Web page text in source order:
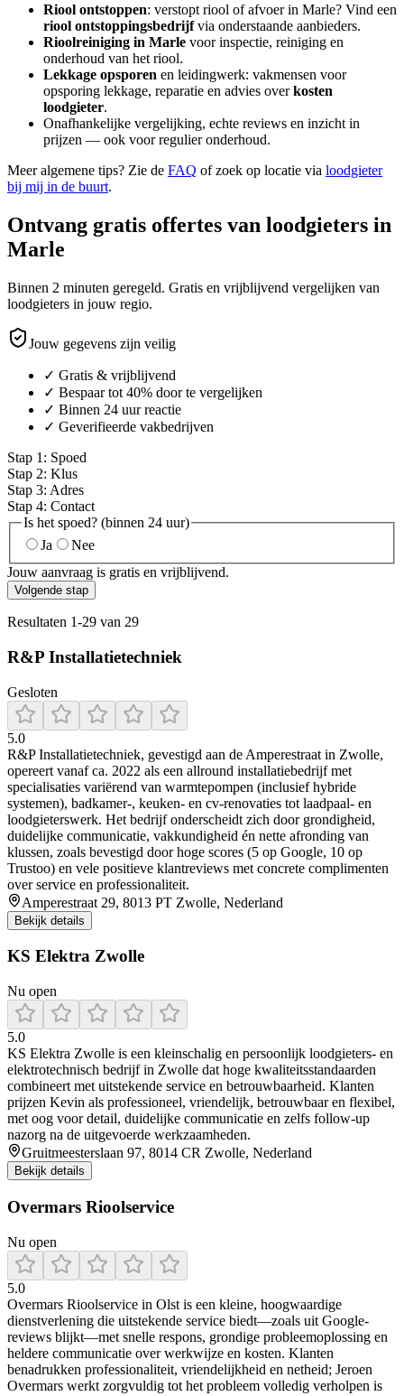
Riool ontstoppen: verstopt riool of afvoer in Marle? Vind een
riool ontstoppingsbedrijfvia onderstaande aanbieders.
Rioolreiniging in Marle voor inspectie, reiniging en
onderhoud van het riool.
Lekkage opsporen en leidingwerk: vakmensen voor
opsporing lekkage, reparatie en advies overkosten
loodgieter.
Onafhankelijke vergelijking, echte reviews en inzicht in
prijzen — ook voor regulier onderhoud.
Meer algemene tips? Zie de FAQ of zoek op locatie via loodgieter
bij mij in de buurt.
Ontvang gratis offertes van loodgieters in
Marle
Binnen 2 minuten geregeld. Gratis en vrijblijvend vergelijken van
loodgieters in jouw regio.
Jouw gegevens zijn veilig
✓ Gratis & vrijblijvend
✓ Bespaar tot 40% door te vergelijken
✓ Binnen 24 uur reactie
✓ Geverifieerde vakbedrijven
Stap 1 : Spoed
Stap 2: Klus
Stap 3: Adres
Stap 4: Contact
Is het spoed? (binnen 24 uur)
Ja
Nee
Jouw aanvraag is gratis en vrijblijvend.
Volgende stap
Resultaten 1-29 van 29
R&P Installatietechniek
Gesloten
5.0
R&P Installatietechniek, gevestigd aan de Amperestraat in Zwolle,
opereert vanaf ca. 2022 als een allround installatiebedrijf met
specialisaties variërend van warmtepompen (inclusief hybride
systemen), badkamer-, keuken- en cv-renovaties tot laadpaal- en
loodgieterswerk. Het bedrijf onderscheidt zich door grondigheid,
duidelijke communicatie, vakkundigheid én nette afronding van
klussen, zoals bevestigd door hoge scores (5 op Google, 10 op
Trustoo) en vele positieve klantreviews met concrete complimenten
over service en professionaliteit.
Amperestraat 29, 8013 PT Zwolle, Nederland
Bekijk details
KS Elektra Zwolle
Nu open
5.0
KS Elektra Zwolle is een kleinschalig en persoonlijk loodgieters‑ en
elektrotechnisch bedrijf in Zwolle dat hoge kwaliteitsstandaarden
combineert met uitstekende service en betrouwbaarheid. Klanten
prijzen Kevin als professioneel, vriendelijk, betrouwbaar en flexibel,
met oog voor detail, duidelijke communicatie en zelfs follow‑up
nazorg na de uitgevoerde werkzaamheden.
Gruitmeesterslaan 97, 8014 CR Zwolle, Nederland
Bekijk details
Overmars Rioolservice
Nu open
5.0
Overmars Rioolservice in Olst is een kleine, hoogwaardige
dienstverlening die uitstekende service biedt—zoals uit Google-
reviews blijkt—met snelle respons, grondige probleemoplossing en
heldere communicatie over werkwijze en kosten. Klanten
benadrukken professionaliteit, vriendelijkheid en netheid; Jeroen
Overmars werkt zorgvuldig tot het probleem volledig verholpen is